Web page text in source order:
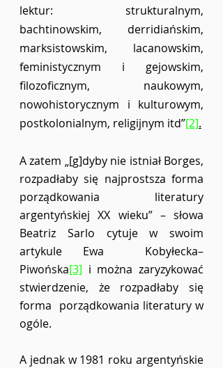
lektur: strukturalnym,
bachtinowskim, derridiańskim,
marksistowskim, lacanowskim,
feministycznym i gejowskim,
filozoficznym, naukowym,
nowohistorycznym i kulturowym,
postkolonialnym, religijnym itd”[2].
A zatem „[g]dyby nie istniał Borges,
rozpadłaby się najprostsza forma
porządkowania literatury
argentyńskiej XX wieku” – słowa
Beatriz Sarlo cytuje w swoim
artykule Ewa  Kobyłecka–
Piwońska[3] i można zaryzykować
stwierdzenie, że rozpadłaby się
forma  porządkowania literatury w
ogóle.
A jednak w 1981 roku argentyńskie